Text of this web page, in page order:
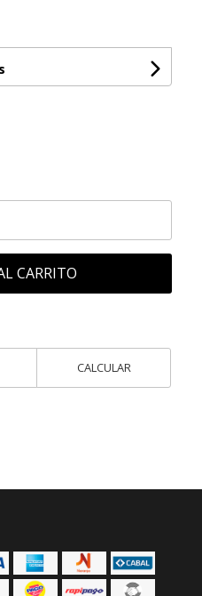
CARRITO
CALCULAR